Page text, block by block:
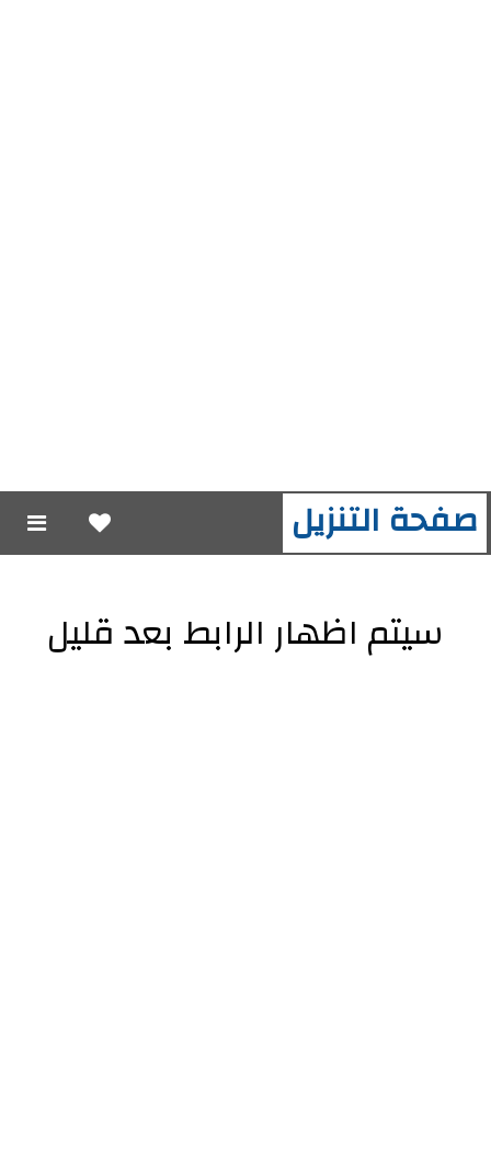
صفحة التنزيل
سيتم اظهار الرابط بعد قليل